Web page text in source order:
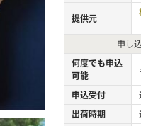
提供元
申し
何度でも申込
可能
申込受付
出荷時期